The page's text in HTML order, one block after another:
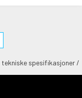
spesifikasjoner /